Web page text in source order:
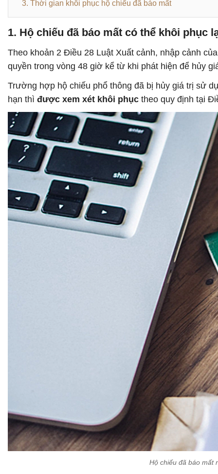
3. Thời gian khôi phục hộ chiếu đã báo mất
1. Hộ chiếu đã báo mất có thể khôi phục
Theo khoản 2 Điều 28 Luật Xuất cảnh, nhập cảnh
quyền trong vòng 48 giờ kể từ khi phát hiện để hủy
Trường hợp hộ chiếu phổ thông đã bị hủy giá trị sử
hạn thì được xem xét khôi phục theo quy định tại
Hộ chiếu đã báo mất